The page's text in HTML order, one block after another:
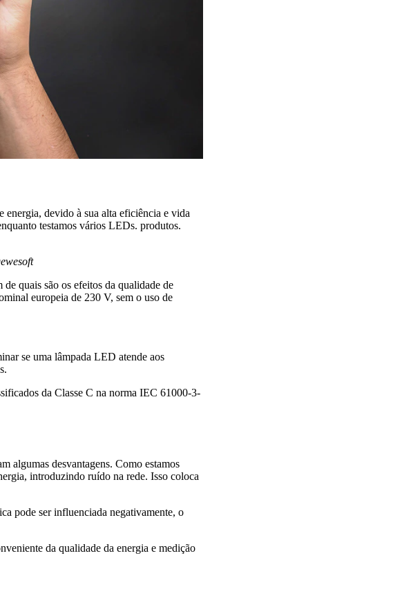
energia, devido à sua alta eficiência e vida
testamos vários LEDs. produtos.
quais são os efeitos da qualidade de
europeia de 230 V, sem o uso de
se uma lâmpada LED atende aos
da Classe C na norma IEC 61000-3-
algumas desvantagens. Como estamos
introduzindo ruído na rede. Isso coloca
pode ser influenciada negativamente, o
da qualidade da energia e medição